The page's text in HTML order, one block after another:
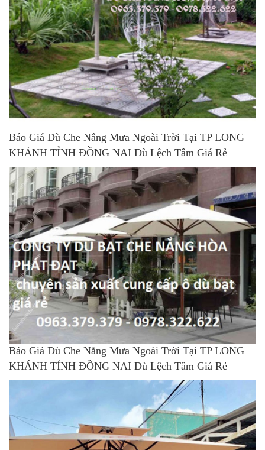
Báo Giá Dù Che Nắng Mưa Ngoài Trời Tại TP LONG
KHÁNH TỈNH ĐỒNG NAI Dù Lệch Tâm Giá Rẻ
Báo Giá Dù Che Nắng Mưa Ngoài Trời Tại TP LONG
KHÁNH TỈNH ĐỒNG NAI Dù Lệch Tâm Giá Rẻ